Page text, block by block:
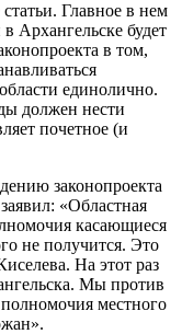
Главное в нем
Архангельске будет
в том,
единолично.
должен нести
почетное (и
законопроекта
заявил: «Областная
касающиеся
не получится. Это
На этот раз
Мы против
местного